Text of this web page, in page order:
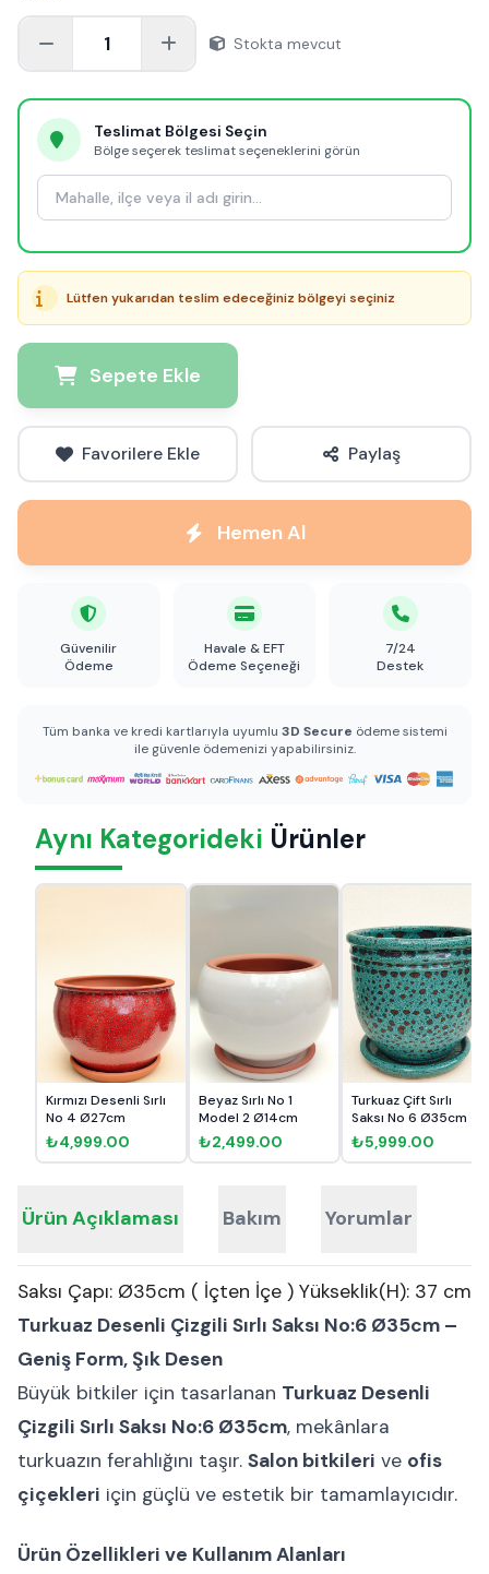
1 Stokta mevcut
Teslimat Bölgesi Seçin
Bölge seçerek teslimat seçeneklerini görün
Lütfen yukarıdan teslim edeceğiniz bölgeyi seçiniz
Sepete Ekle
Favorilere Ekle Paylaş
Hemen Al
Güvenilir
Ödeme
Havale & EFT
Ödeme Seçeneği
7/24
Destek
Tüm banka ve kredi kartlarıyla uyumlu 3D Secure ödeme sistemi
ile güvenle ödemenizi yapabilirsiniz.
Aynı Kategorideki Ürünler
Kırmızı Desenli Sırlı
No 4 Ø27cm
₺4,999.00
Beyaz Sırlı No 1
Model 2 Ø14cm
₺2,499.00
Turkuaz Çift Sırlı
Saksı No 6 Ø35cm
₺5,999.00
Ürün Açıklaması Bakım Yorumlar
Saksı Çapı: Ø35cm ( İçten İçe ) Yükseklik(H): 37 cm
Turkuaz Desenli Çizgili Sırlı Saksı No:6 Ø35cm –
Geniş Form, Şık Desen
Büyük bitkiler için tasarlanan Turkuaz Desenli
Çizgili Sırlı Saksı No:6 Ø35cm, mekânlara
turkuazın ferahlığını taşır. Salon bitkileri ve ofis
çiçekleri için güçlü ve estetik bir tamamlayıcıdır.
Ürün Özellikleri ve Kullanım Alanları